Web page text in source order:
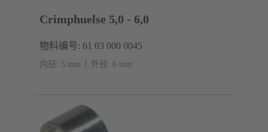
Crimphuelse 5,0 - 6,0
物料编号: 61 03 000 0045
内径: 5 mm 外径: ‌6 mm